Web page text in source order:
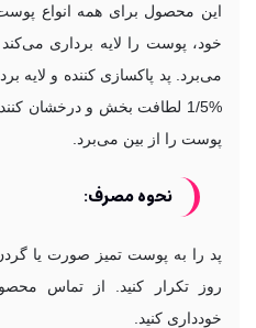
این محصول برای همه انواع
خود، پوست را لایه برداری
1/5% لطافت بخش و
پوست را از بین می‌برد.
نحوه مصرف:
روز تکرار کنید. از تماس
خودداری کنید.